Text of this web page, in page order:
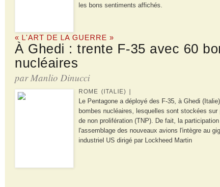
les bons sentiments affichés.
« L'ART DE LA GUERRE »
À Ghedi : trente F-35 avec 60
nucléaires
par Manlio Dinucci
ROME (ITALIE) |
Le Pentagone a déployé des F-35, à Ghedi
bombes nucléaires, lesquelles sont stockées
de non prolifération (TNP). De fait, la
l'assemblage des nouveaux avions l'intègre au
industriel US dirigé par Lockheed Martin